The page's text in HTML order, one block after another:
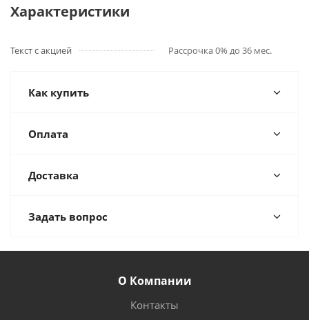
Характеристики
Текст с акцией Рассрочка 0% до 36 мес.
Как купить
Оплата
Доставка
Задать вопрос
О Компании
Контакты